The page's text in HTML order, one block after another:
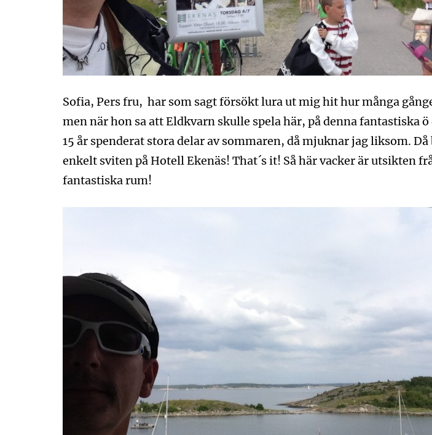
Sofia, Pers fru, har som sagt försökt lura ut mig hit hur många
men när hon sa att Eldkvarn skulle spela här, på denna fantastiska ö
15 år spenderat stora delar av sommaren, då mjuknar jag liksom.
enkelt sviten på Hotell Ekenäs! That´s it! Så här vacker är utsikten
fantastiska rum!